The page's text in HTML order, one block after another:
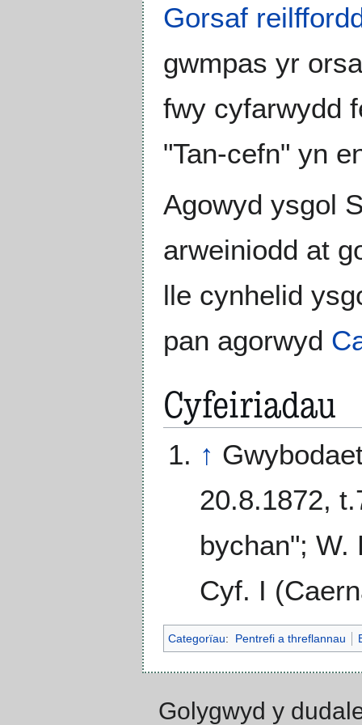
Gorsaf
gwmpas yr
fwy cyfarwydd
"Tan-cefn" yn
Agowyd ysgol
arweiniodd at
lle cynhelid
pan agorwyd
Cyfeiriadau
↑
20.8.1872,
bychan"; W.
Cyf. I
Categorïau: Pentrefi a threflannau
Golygwyd y